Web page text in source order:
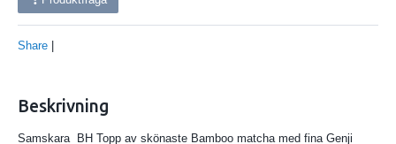
Share
Beskrivning
Samskara BH Topp av skönaste Bamboo matcha med fina Genji